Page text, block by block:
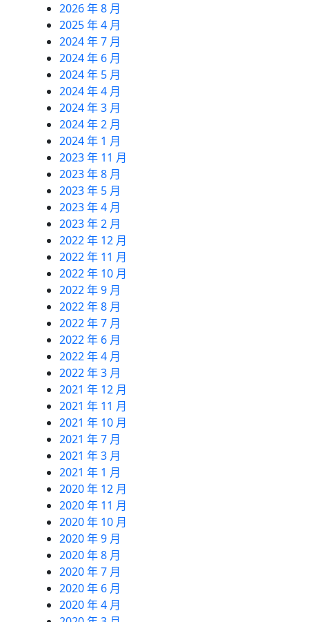
2026 年 8 月
2025 年 4 月
2024 年 7 月
2024 年 6 月
2024 年 5 月
2024 年 4 月
2024 年 3 月
2024 年 2 月
2024 年 1 月
2023 年 11 月
2023 年 8 月
2023 年 5 月
2023 年 4 月
2023 年 2 月
2022 年 12 月
2022 年 11 月
2022 年 10 月
2022 年 9 月
2022 年 8 月
2022 年 7 月
2022 年 6 月
2022 年 4 月
2022 年 3 月
2021 年 12 月
2021 年 11 月
2021 年 10 月
2021 年 7 月
2021 年 3 月
2021 年 1 月
2020 年 12 月
2020 年 11 月
2020 年 10 月
2020 年 9 月
2020 年 8 月
2020 年 7 月
2020 年 6 月
2020 年 4 月